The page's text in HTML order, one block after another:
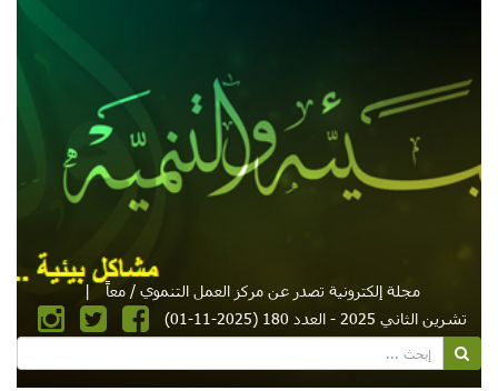
مجلة إلكترونية تصدر عن مركز العمل التنموي / معاً
|
تشرين الثاني 2025 - العدد 180 (2025-11-01)